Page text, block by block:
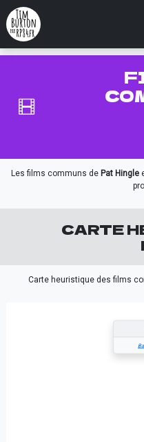
Les films communs de Pat Hingle
CARTE
Carte heuristique des films